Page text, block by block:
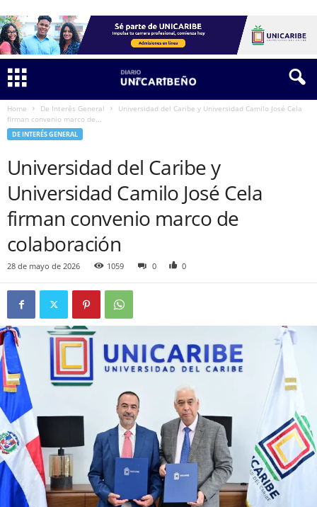
Home De Interés General
Universidad del Caribe y Universidad Camilo José Cela
firman convenio marco de...
DE INTERÉS GENERAL
Universidad del Caribe y
Universidad Camilo José Cela
firman convenio marco de
colaboración
28 de mayo de 2026 1059 0 0